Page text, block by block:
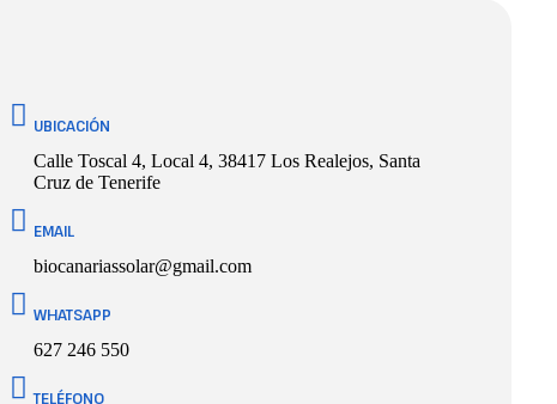
UBICACIÓN
Calle Toscal 4, Local 4, 38417 Los Realejos, Santa
Cruz de Tenerife
EMAIL
biocanariassolar@gmail.com
WHATSAPP
627 246 550
TELÉFONO